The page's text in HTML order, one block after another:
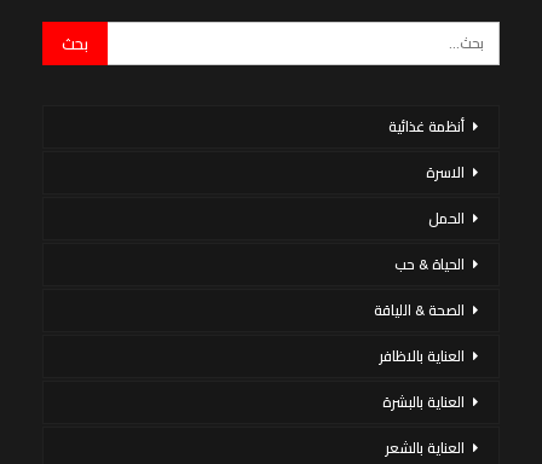
أنظمة غذائية
الاسرة
الحمل
الحياة & حب
الصحة & اللياقة
العناية بالاظافر
العناية بالبشرة
العناية بالشعر